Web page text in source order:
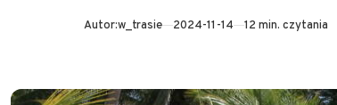
Autor:w_trasie Opublikowano
2024-11-14 12 min. czytania